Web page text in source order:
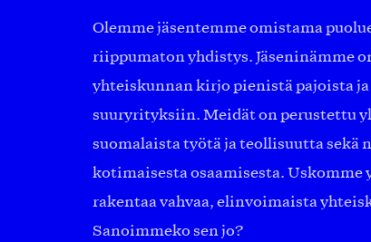
Olemme jäsentemme omistama
riippumaton yhdistys. Jäseninämme
yhteiskunnan kirjo pienistä pajoista
suuryrityksiin. Meidät on perustettu
suomalaista työtä ja teollisuutta sekä
kotimaisesta osaamisesta. Uskomme
rakentaa vahvaa, elinvoimaista
Sanoimmeko sen jo?